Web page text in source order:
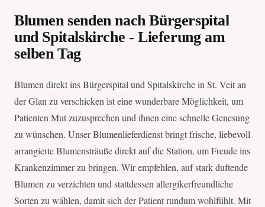
Blumen senden nach Bürgerspital
und Spitalskirche - Lieferung am
selben Tag
Blumen direkt ins Bürgerspital und Spitalskirche in St. Veit an
der Glan zu verschicken ist eine wunderbare Möglichkeit, um
Patienten Mut zuzusprechen und ihnen eine schnelle Genesung
zu wünschen. Unser Blumenlieferdienst bringt frische, liebevoll
arrangierte Blumensträuße direkt auf die Station, um Freude ins
Krankenzimmer zu bringen. Wir empfehlen, auf stark duftende
Blumen zu verzichten und stattdessen allergikerfreundliche
Sorten zu wählen, damit sich der Patient rundum wohlfühlt. Mit